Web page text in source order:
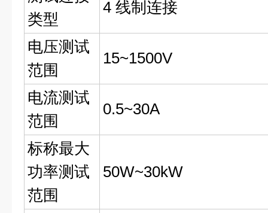
类型
4 线制连接
电压测试
范围
15~1500V
电流测试
范围
0.5~30A
标称最大
功率测试
范围
50W~30kW